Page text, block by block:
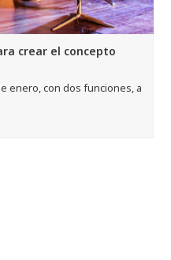
crear el concepto
enero, con dos funciones, a